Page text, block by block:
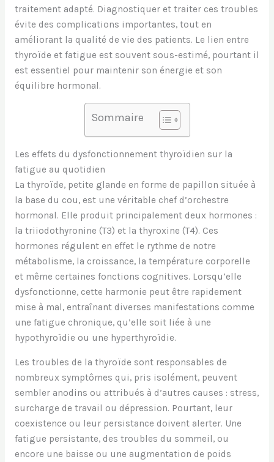
traitement adapté. Diagnostiquer et traiter ces troubles
évite des complications importantes, tout en
améliorant la qualité de vie des patients. Le lien entre
thyroïde et fatigue est souvent sous-estimé, pourtant il
est essentiel pour maintenir son énergie et son
équilibre hormonal.
Sommaire
Les effets du dysfonctionnement thyroïdien sur la
fatigue au quotidien
La thyroïde, petite glande en forme de papillon située à
la base du cou, est une véritable chef d’orchestre
hormonal. Elle produit principalement deux hormones :
la triiodothyronine (T3) et la thyroxine (T4). Ces
hormones régulent en effet le rythme de notre
métabolisme, la croissance, la température corporelle
et même certaines fonctions cognitives. Lorsqu’elle
dysfonctionne, cette harmonie peut être rapidement
mise à mal, entraînant diverses manifestations comme
une fatigue chronique, qu’elle soit liée à une
hypothyroïdie ou une hyperthyroïdie.
Les troubles de la thyroïde sont responsables de
nombreux symptômes qui, pris isolément, peuvent
sembler anodins ou attribués à d’autres causes : stress,
surcharge de travail ou dépression. Pourtant, leur
coexistence ou leur persistance doivent alerter. Une
fatigue persistante, des troubles du sommeil, ou
encore une baisse ou une augmentation de poids